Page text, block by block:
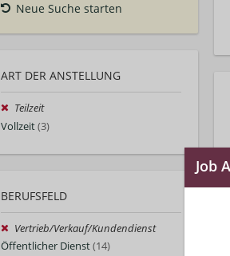
Neue Suche starten
ART DER ANSTELLUNG
Teilzeit
Vollzeit(3)
BERUFSFELD
Vertrieb/Verkauf/Kundendienst
Öffentlicher Dienst(14)